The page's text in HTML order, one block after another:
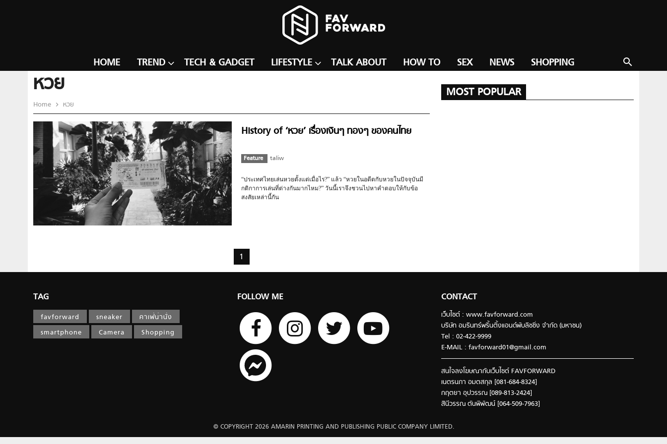
search
HOME TREND TECH & GADGET LIFESTYLE TALK ABOUT HOW TO SEX NEWS SHOPPING
หวย
Home หวย
History of ‘หวย’ เรื่องเงินๆ ทองๆ ของคนไทย
Feature taliw
“ประเทศไทยเล่นหวยตั้งแต่เมื่อไร?” แล้ว “หวยในอดีตกับหวยในปัจจุบันมี
กติกาการเล่นที่ต่างกันมากไหม?” วันนี้เราจึงชวนไปหาคำตอบให้กับข้อ
สงสัยเหล่านี้กัน
1
MOST POPULAR
TAG
favforward sneaker
คาเฟ่น่านั่ง
smartphone
Camera Shopping
FOLLOW ME CONTACT
เว็บไซต์ : www.favforward.com
บริษัท อมรินทร์พริ้นติ้งแอนด์พับลิชชิ่ง จำกัด (มหาชน)
Tel : 02-422-9999
E-MAIL : favforward01@gmail.com
สนใจลงโฆษณากับเว็บไซต์ FAVFORWARD
เนตรนภา อมตสกุล [081-684-8324]
กฤตยา อุปวรรณ [089-813-2424]
สินีวรรณ ตันพิพัฒน์ [064-509-7963]
© COPYRIGHT 2026 AMARIN PRINTING AND PUBLISHING PUBLIC COMPANY LIMITED.